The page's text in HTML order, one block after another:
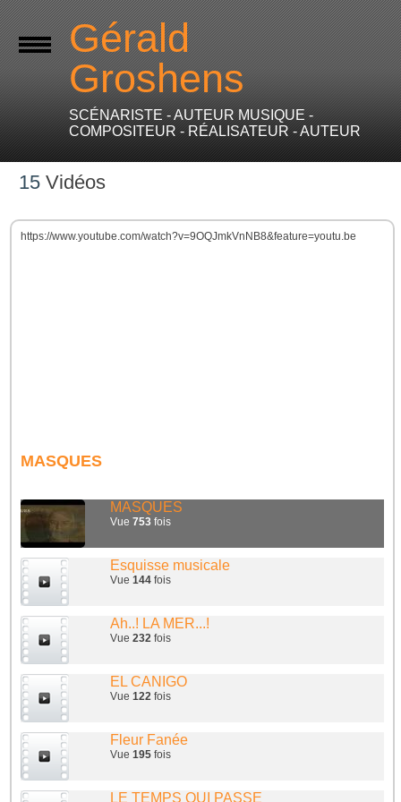
Gérald
Groshens
SCÉNARISTE - AUTEUR MUSIQUE -
COMPOSITEUR - RÉALISATEUR - AUTEUR
15 Vidéos
https://www.youtube.com/watch?v=9OQJmkVnNB8&feature=youtu.be
MASQUES
MASQUES
Vue753 fois
Esquisse musicale
Vue144 fois
Ah..! LA MER...!
Vue232 fois
EL CANIGO
Vue122 fois
Fleur Fanée
Vue195 fois
LE TEMPS QUI PASSE